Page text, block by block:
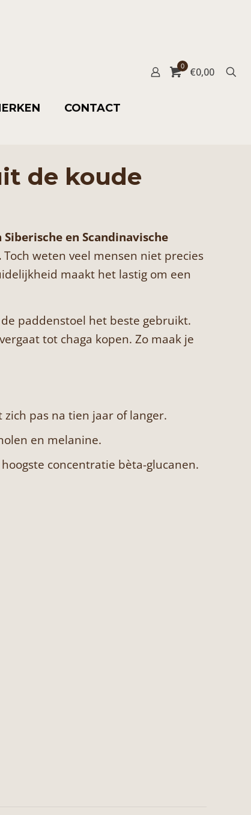
CONTACT
0 €0,00
de koude
en Scandinavische
Toch weten veel mensen niet precies
maakt het lastig om een
paddenstoel het beste gebruikt.
tot chaga kopen. Zo maak je
pas na tien jaar of langer.
en melanine.
concentratie bèta-glucanen.